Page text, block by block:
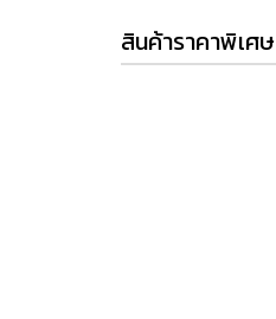
สินค้าราคาพิเศษ